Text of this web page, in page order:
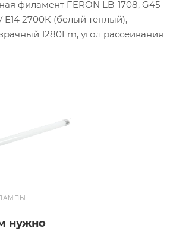
филамент FERON LB-1708, G45
E14 2700К (белый теплый),
1280Lm, угол рассеивания
нужно